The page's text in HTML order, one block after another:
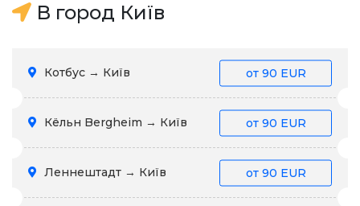
В город Київ
Котбус → Київ от 90 EUR
Кёльн Bergheim → Київ от 90 EUR
Леннештадт → Київ от 90 EUR